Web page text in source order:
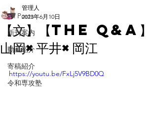
All Posts
新刊案内
動画紹介
寄稿紹介
令和専攻塾
【文】【The Q&A】
山岡×平井×岡江
管理人
2023年6月10日
https://youtu.be/FxLj5V9BD0Q